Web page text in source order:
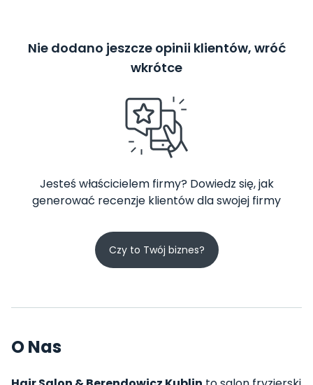
Nie dodano jeszcze opinii klientów, wróć
wkrótce
Jesteś właścicielem firmy? Dowiedz się, jak
generować recenzje klientów dla swojej firmy
Czy to Twój biznes?
O Nas